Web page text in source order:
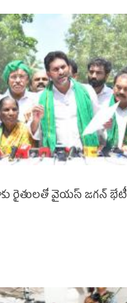
రైతులతో వైయస్ జగన్ భేటీ